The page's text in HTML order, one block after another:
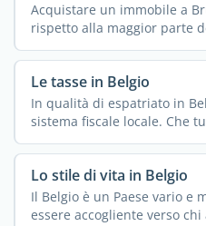
Acquistare un immobile a
rispetto alla maggior parte
Le tasse in Belgio
In qualità di espatriato in
sistema fiscale locale. Che
Lo stile di vita in Belgio
Il Belgio è un Paese vario e
essere accogliente verso